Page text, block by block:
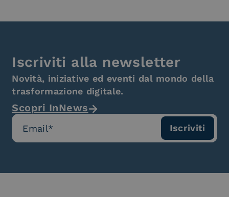
Iscriviti alla newsletter
Novità, iniziative ed eventi dal mondo della
trasformazione digitale.
Scopri InNews